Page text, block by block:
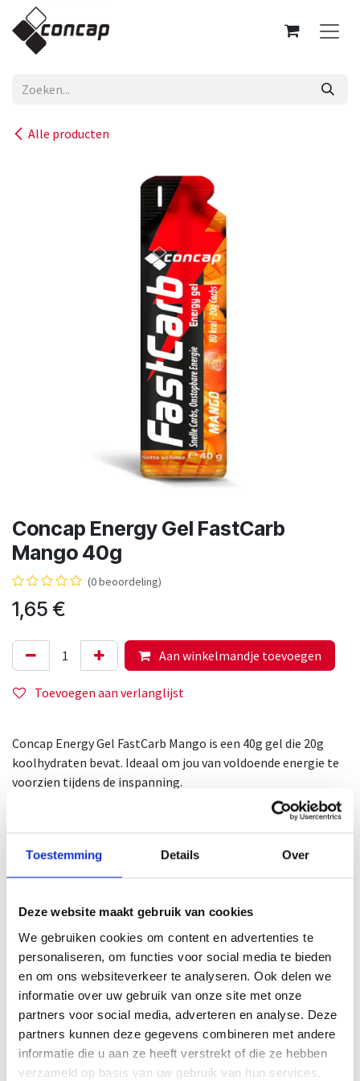
Toestemming Details Over
Deze website maakt gebruik van cookies
We gebruiken cookies om content en advertenties te
personaliseren, om functies voor social media te bieden
en om ons websiteverkeer te analyseren. Ook delen we
informatie over uw gebruik van onze site met onze
partners voor social media, adverteren en analyse. Deze
partners kunnen deze gegevens combineren met andere
informatie die u aan ze heeft verstrekt of die ze hebben
verzameld op basis van uw gebruik van hun services.
Overslaan naar inhoud
Alle producten
Concap Energy Gel FastCarb
Mango 40g
(0 beoordeling)
1,65 €
Aan winkelmandje toevoegen
Toevoegen aan verlanglijst
Concap Energy Gel FastCarb Mango is een 40g gel die 20g
koolhydraten bevat. Ideaal om jou van voldoende energie te
voorzien tijdens de inspanning.
Neem 1 gel (40g/32ml) per 40min. Voor of tijdens
inspanning. Bij voorkeur innemen met water. Maximaal 3 tot
Ingrediënten
Glucose-fructosestroop, water, natriumcitraat,
geleermiddel: pectine, zuurteregelaars: citroenzuur, aroma:
mango, kleurstof: bèta-caroteen, conserveermiddelen:
kaliumsorbaat, natriumbenzoaat.
Voedingswaarde